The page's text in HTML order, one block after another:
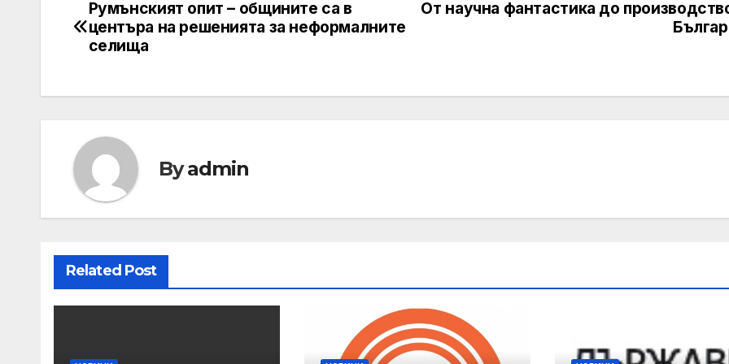
Post
navigation
От научна фантастика до
Румънският опит – общините са в
центъра на решенията за неформалните
селища
Byadmin
Related Post